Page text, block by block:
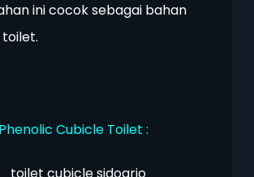
ini cocok sebagai bahan
Cubicle Toilet :